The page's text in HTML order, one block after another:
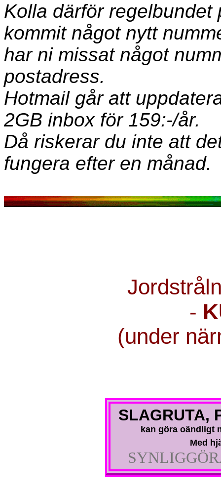
Kolla därför
kommit något nytt
har ni missat något
postadress.
Hotmail går att
2GB inbox för 159:-/år.
Då riskerar du inte att
fungera efter en månad.
-
(under
SLAGRUTA,
kan göra oändligt
Med